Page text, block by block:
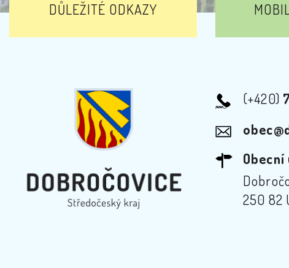
DŮLEŽITÉ ODKAZY
(+420)
250 82